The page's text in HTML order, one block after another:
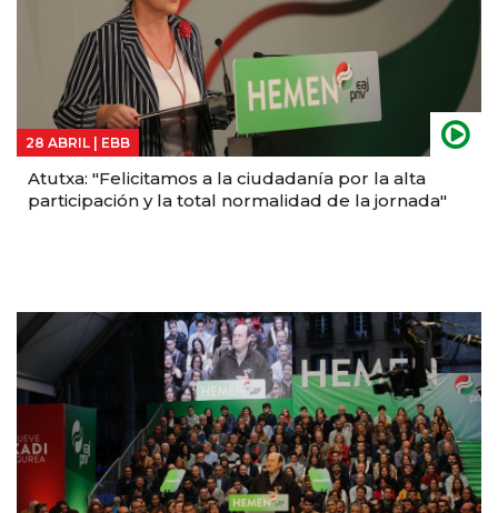
28 ABRIL | EBB
Atutxa: "Felicitamos a la ciudadanía por la alta
participación y la total normalidad de la jornada"